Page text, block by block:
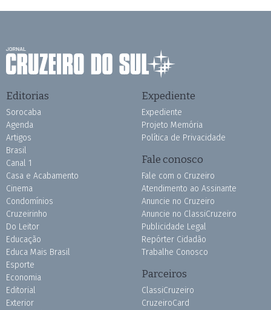
Editorias
Sorocaba
Agenda
Artigos
Brasil
Canal 1
Casa e Acabamento
Cinema
Condomínios
Cruzeirinho
Do Leitor
Educação
Educa Mais Brasil
Esporte
Economia
Editorial
Exterior
Expediente
Expediente
Projeto Memória
Política de Privacidade
Fale conosco
Fale com o Cruzeiro
Atendimento ao Assinante
Anuncie no Cruzeiro
Anuncie no ClassiCruzeiro
Publicidade Legal
Repórter Cidadão
Trabalhe Conosco
Parceiros
ClassiCruzeiro
CruzeiroCard